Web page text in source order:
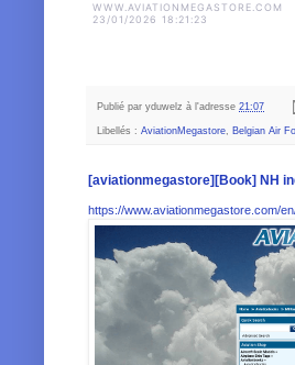
WWW.AVIATIONMEGASTORE.COM
23/01/2026 18:21:23
Publié par yduwelz à l'adresse 21:07
Libellés : AviationMegastore Belgian Air
[aviationmegastore][Book] NH
https://www.aviationmegastore.com/